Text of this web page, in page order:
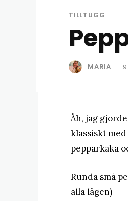
TILLTUGG
MARIA -
Åh, jag
klassiskt
pepparkaka
Runda små
alla lägen)